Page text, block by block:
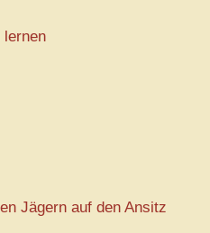
lernen
Jägern auf den Ansitz